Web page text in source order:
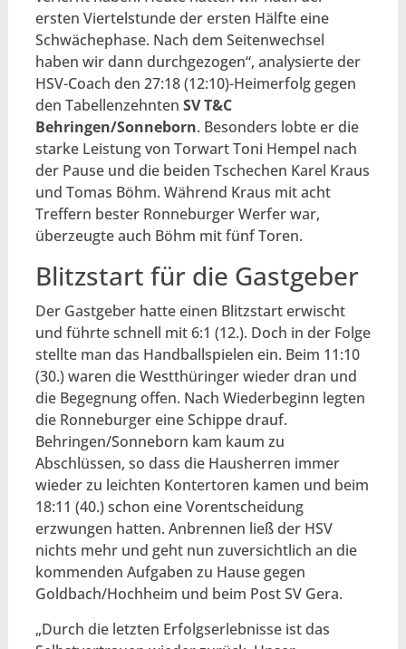
ersten Viertelstunde der ersten Hälfte eine
Schwächephase. Nach dem Seitenwechsel
haben wir dann durchgezogen“, analysierte der
HSV-Coach den 27:18 (12:10)-Heimerfolg gegen
den Tabellenzehnten SV T&C
Behringen/Sonneborn. Besonders lobte er die
starke Leistung von Torwart Toni Hempel nach
der Pause und die beiden Tschechen Karel Kraus
und Tomas Böhm. Während Kraus mit acht
Treffern bester Ronneburger Werfer war,
überzeugte auch Böhm mit fünf Toren.
Blitzstart für die Gastgeber
Der Gastgeber hatte einen Blitzstart erwischt
und führte schnell mit 6:1 (12.). Doch in der Folge
stellte man das Handballspielen ein. Beim 11:10
(30.) waren die Westthüringer wieder dran und
die Begegnung offen. Nach Wiederbeginn legten
die Ronneburger eine Schippe drauf.
Behringen/Sonneborn kam kaum zu
Abschlüssen, so dass die Hausherren immer
wieder zu leichten Kontertoren kamen und beim
18:11 (40.) schon eine Vorentscheidung
erzwungen hatten. Anbrennen ließ der HSV
nichts mehr und geht nun zuversichtlich an die
kommenden Aufgaben zu Hause gegen
Goldbach/Hochheim und beim Post SV Gera.
„Durch die letzten Erfolgserlebnisse ist das